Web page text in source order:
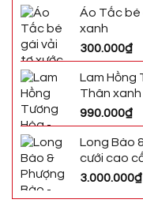
Áo Tấc bé
xanh
300.000₫
Lam Hồng
Thân
990.000₫
Long Bào
cưới cao
3.000.000₫